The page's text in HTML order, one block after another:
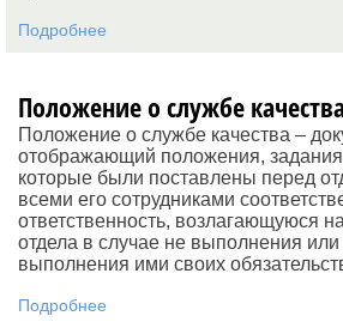
Подробнее
Положение о службе
Положение о службе качества –
отображающий положения,
которые были поставлены перед
всеми его сотрудниками
ответственность, возлагающуюся
отдела в случае не выполнения
выполнения ими своих
Подробнее